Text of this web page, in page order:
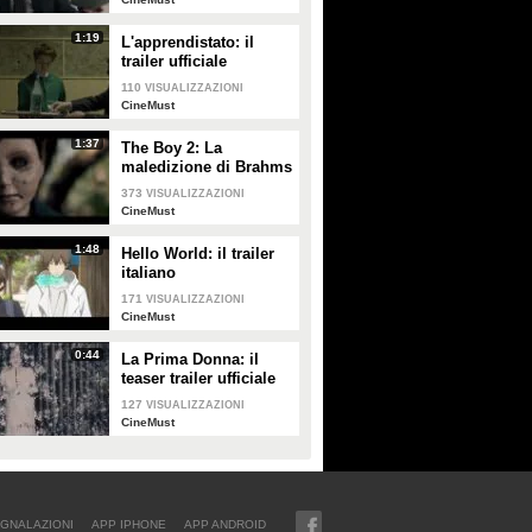
1:19
L'apprendistato: il
trailer ufficiale
110 VISUALIZZAZIONI
CineMust
1:37
The Boy 2: La
maledizione di Brahms
- il trailer italiano
373 VISUALIZZAZIONI
CineMust
1:48
Hello World: il trailer
italiano
171 VISUALIZZAZIONI
CineMust
0:44
La Prima Donna: il
teaser trailer ufficiale
127 VISUALIZZAZIONI
CineMust
APP IPHONE APP ANDROID